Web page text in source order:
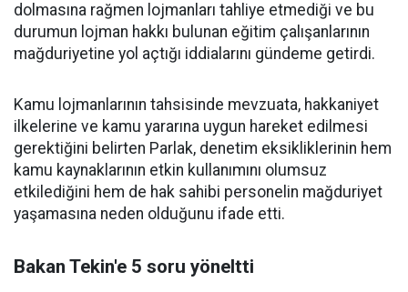
dolmasına rağmen lojmanları tahliye etmediği ve bu
durumun lojman hakkı bulunan eğitim çalışanlarının
mağduriyetine yol açtığı iddialarını gündeme getirdi.
Kamu lojmanlarının tahsisinde mevzuata, hakkaniyet
ilkelerine ve kamu yararına uygun hareket edilmesi
gerektiğini belirten Parlak, denetim eksikliklerinin hem
kamu kaynaklarının etkin kullanımını olumsuz
etkilediğini hem de hak sahibi personelin mağduriyet
yaşamasına neden olduğunu ifade etti.
Bakan Tekin'e 5 soru yöneltti